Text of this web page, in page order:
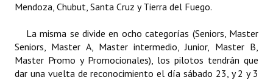
Declaraciones
Resoluciones
Mendoza, Chubut, Santa Cruz y Tierra del Fuego.
La misma se divide en ocho categorías (Seniors, Master
Seniors, Master A, Master intermedio, Junior, Master B,
Master Promo y Promocionales), los pilotos tendrán que
dar una vuelta de reconocimiento el día sábado 23, y 2 y 3